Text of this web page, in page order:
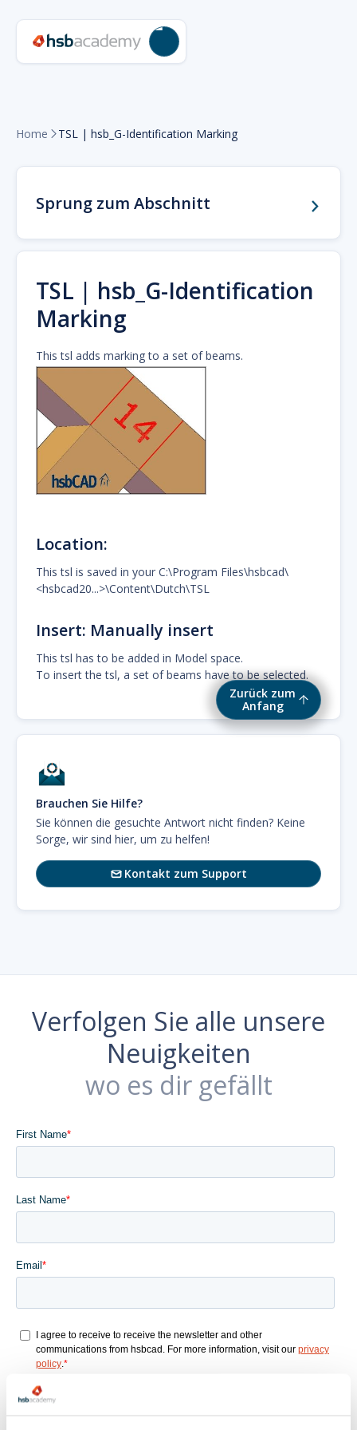
Zurück zum
Anfang
Home  TSL | hsb_G-Identification Marking
Sprung zum Abschnitt
TSL | hsb_G-Identification
Marking
This tsl adds marking to a set of beams.
Location:
This tsl is saved in your C:\Program Files\hsbcad\
<hsbcad20...>\Content\Dutch\TSL
Insert: Manually insert
This tsl has to be added in Model space.
To insert the tsl, a set of beams have to be selected.
Brauchen Sie Hilfe?
Sie können die gesuchte Antwort nicht finden? Keine
Sorge, wir sind hier, um zu helfen!
Kontakt zum Support
Verfolgen Sie alle unsere
Neuigkeiten
wo es dir gefällt